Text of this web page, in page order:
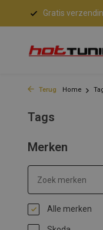
Gratis
Terug Home
Tags
Merken
Alle merken